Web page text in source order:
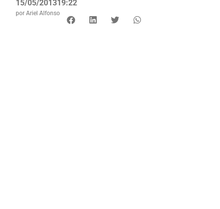
15/05/201319:22
por Ariel Alfonso